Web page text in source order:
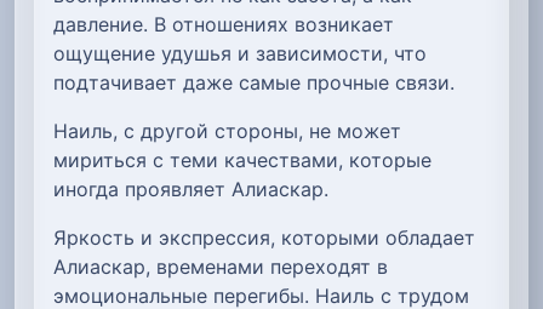
давление. В отношениях возникает
ощущение удушья и зависимости, что
подтачивает даже самые прочные связи.
Наиль, с другой стороны, не может
мириться с теми качествами, которые
иногда проявляет Алиаскар.
Яркость и экспрессия, которыми обладает
Алиаскар, временами переходят в
эмоциональные перегибы. Наиль с трудом